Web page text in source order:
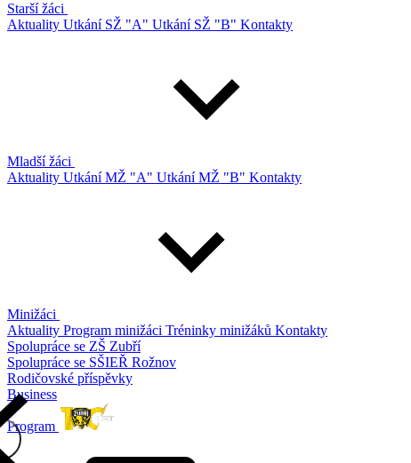
Starší žáci
Aktuality Utkání SŽ "A" Utkání SŽ "B" Kontakty
Mladší žáci
Aktuality Utkání MŽ "A" Utkání MŽ "B" Kontakty
Minižáci
Aktuality Program minižáci Tréninky minižáků Kontakty
Spolupráce se ZŠ Zubří
Spolupráce se SŠIEŘ Rožnov
Rodičovské příspěvky
Business
Program